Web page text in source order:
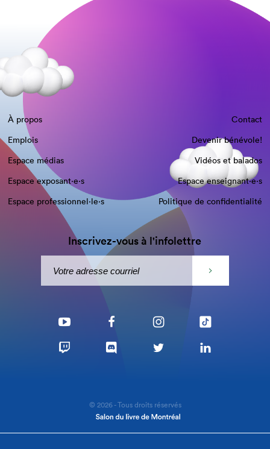
À propos
Contact
Emplois
Devenir bénévole!
Espace médias
Vidéos et balados
Espace exposant·e⋅s
Espace enseignant·e⋅s
Espace professionnel·le⋅s
Politique de confidentialité
Inscrivez-vous à l'infolettre
© 2026 - Tous droits réservés